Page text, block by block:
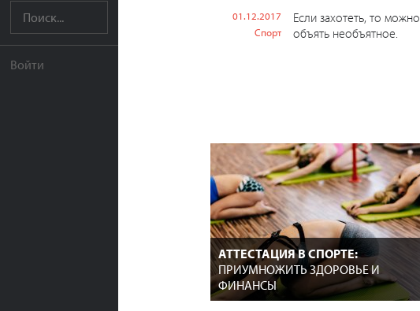
Войти
01.12.2017
Спорт
Если захотеть, то можно
объять необъятное.
АТТЕСТАЦИЯ В СПОРТЕ:
ПРИУМНОЖИТЬ ЗДОРОВЬЕ И
ФИНАНСЫ